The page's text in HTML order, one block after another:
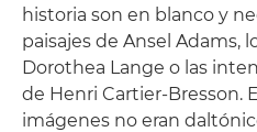
historia son en blanco y
paisajes de Ansel Adams,
Dorothea Lange o las
de Henri Cartier-Bresson.
imágenes no eran